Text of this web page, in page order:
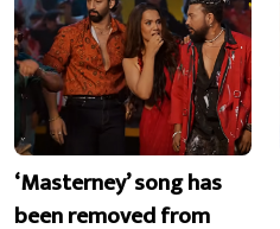
‘Masterney’ song has
been removed from